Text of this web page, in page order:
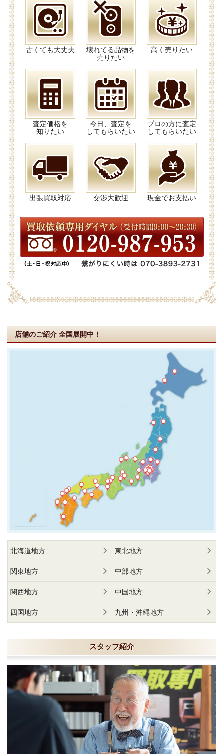
古くても大丈夫
壊れてる品物を
売りたい
高く売りたい
査定価格を
知りたい
今日、査定を
してもらいたい
プロの方に査定
してもらいたい
出張買取対応 交渉大歓迎 現金でお支払い
店舗のご紹介 全国展開中！
北海道地方 東北地方
関東地方 中部地方
関西地方 中国地方
四国地方 九州・沖縄地方
スタッフ紹介